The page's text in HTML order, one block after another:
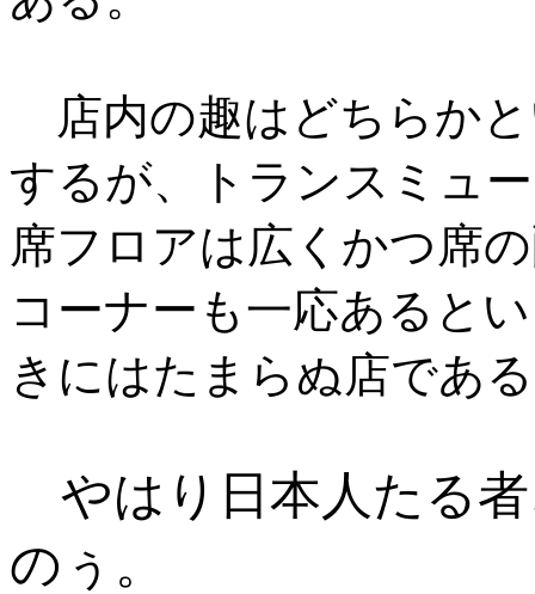
店内の趣はどちらか
するが、トランスミュ
席フロアは広くかつ席
コーナーも一応あると
きにはたまらぬ店であ
やはり日本人たる
のぅ。